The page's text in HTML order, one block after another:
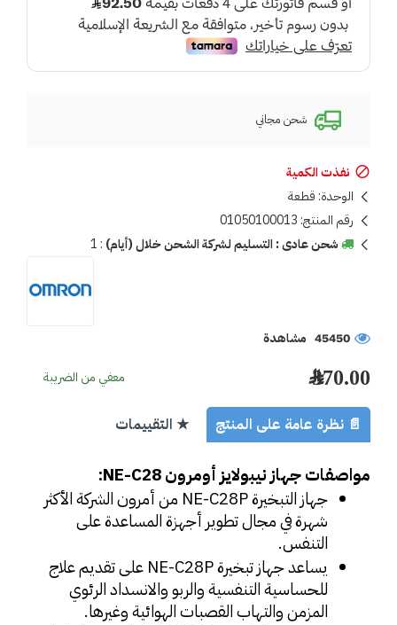
نفذت الكمية
الوحدة: قطعة
رقم المنتج: 01050100013
شحن عادى : التسليم لشركة الشحن خلال (أيام) :
1
45450 مشاهدة
370.00 ﷼ معفي من الضريبة
شحن مجاني
📄 نظرة عامة على المنتج ★ التقييمات
مواصفات جهاز نيبولايز أومرون NE-C28:
التنفس.
للحساسية التنفسية والربو والانسداد الرئوي
المزمن والتهاب القصبات الهوائية وغيرها.